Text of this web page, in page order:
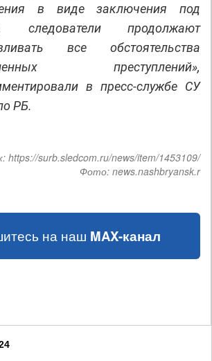
в виде заключения под
следователи продолжают
все обстоятельства
преступлений»,
в пресс-службе СУ
РБ.
https://surb.sledcom.ru/news/item/1453109/
Фото: news.nashbryansk.r
на наш MAX-канал